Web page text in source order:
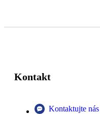
Kontakt
Kontaktujte nás